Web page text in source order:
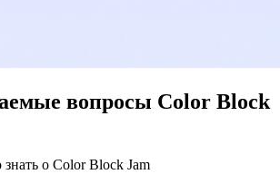
вопросы Color Block
о Color Block Jam